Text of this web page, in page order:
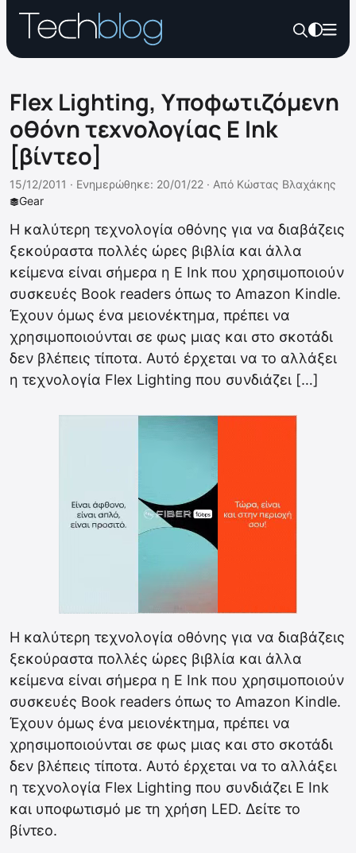
Flex Lighting, Υποφωτιζόμενη
οθόνη τεχνολογίας E Ink
[βίντεο]
Gear
15/12/2011 · Ενημερώθηκε: 20/01/22 · Από Κώστας Βλαχάκης
Η καλύτερη τεχνολογία οθόνης για να διαβάζεις
ξεκούραστα πολλές ώρες βιβλία και άλλα
κείμενα είναι σήμερα η E Ink που χρησιμοποιούν
συσκευές Book readers όπως το Amazon Kindle.
Έχουν όμως ένα μειονέκτημα, πρέπει να
χρησιμοποιούνται σε φως μιας και στο σκοτάδι
δεν βλέπεις τίποτα. Αυτό έρχεται να το αλλάξει
η τεχνολογία Flex Lighting που συνδιάζει […]
Η καλύτερη τεχνολογία οθόνης για να διαβάζεις
ξεκούραστα πολλές ώρες βιβλία και άλλα
κείμενα είναι σήμερα η E Ink που χρησιμοποιούν
συσκευές Book readers όπως το Amazon Kindle.
Έχουν όμως ένα μειονέκτημα, πρέπει να
χρησιμοποιούνται σε φως μιας και στο σκοτάδι
δεν βλέπεις τίποτα. Αυτό έρχεται να το αλλάξει
η τεχνολογία Flex Lighting που συνδιάζει E Ink
και υποφωτισμό με τη χρήση LED. Δείτε το
βίντεο.